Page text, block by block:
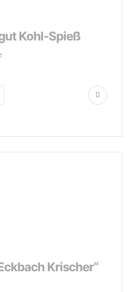
Kohl-Spieß
Krischer“